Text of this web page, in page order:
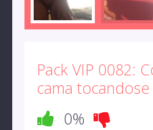
Pack VIP 0082:
cama tocandose
0%